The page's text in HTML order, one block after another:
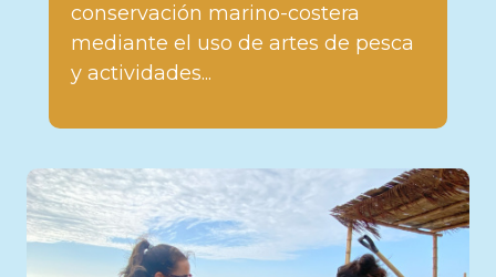
conservación marino-costera
mediante el uso de artes de pesca
y actividades...